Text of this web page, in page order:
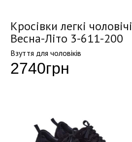
Кросівки легкі чоловічі
Весна-Літо 3-611-200
Взуття для чоловіків
2740грн